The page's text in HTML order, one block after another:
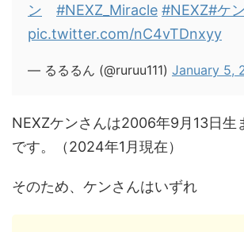
ン
#NEXZ_Miracle #NEXZ#ケン
pic.twitter.com/nC4vTDnxyy
— るるるん (@ruruu111) January 5,
NEXZケンさんは2006年9月13日生
です。（2024年1月現在）
そのため、ケンさんはいずれ